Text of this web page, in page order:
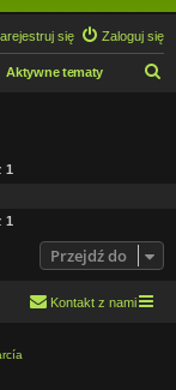
Zaloguj się
się
Aktywne tematy
1
1
Przejdź do
Kontakt z nami